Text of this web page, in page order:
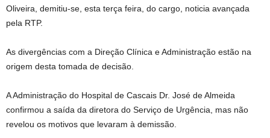
Oliveira, demitiu-se, esta terça feira, do cargo, noticia avançada
pela RTP.
As divergências com a Direção Clínica e Administração estão na
origem desta tomada de decisão.
A Administração do Hospital de Cascais Dr. José de Almeida
confirmou a saída da diretora do Serviço de Urgência, mas não
revelou os motivos que levaram à demissão.